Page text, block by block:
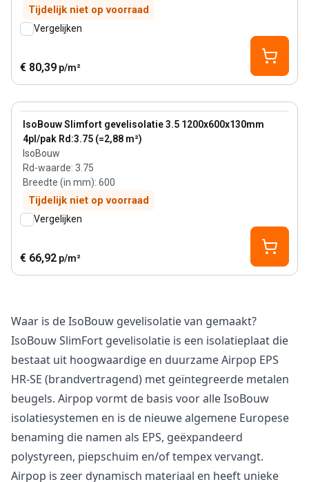
Tijdelijk niet op voorraad
Vergelijken
€ 80,39 p/m²
IsoBouw Slimfort gevelisolatie 3.5 1200x600x130mm
4pl/pak Rd:3.75 (=2,88 m²)
IsoBouw
Rd-waarde: 3.75
Breedte (in mm): 600
Tijdelijk niet op voorraad
View product
Vergelijken
€ 66,92 p/m²
Waar is de IsoBouw gevelisolatie van gemaakt?
IsoBouw SlimFort gevelisolatie is een isolatieplaat die
bestaat uit hoogwaardige en duurzame Airpop EPS
HR-SE (brandvertragend) met geïntegreerde metalen
beugels. Airpop vormt de basis voor alle IsoBouw
isolatiesystemen en is de nieuwe algemene Europese
benaming die namen als EPS, geëxpandeerd
polystyreen, piepschuim en/of tempex vervangt.
Airpop is zeer dynamisch materiaal en heeft unieke